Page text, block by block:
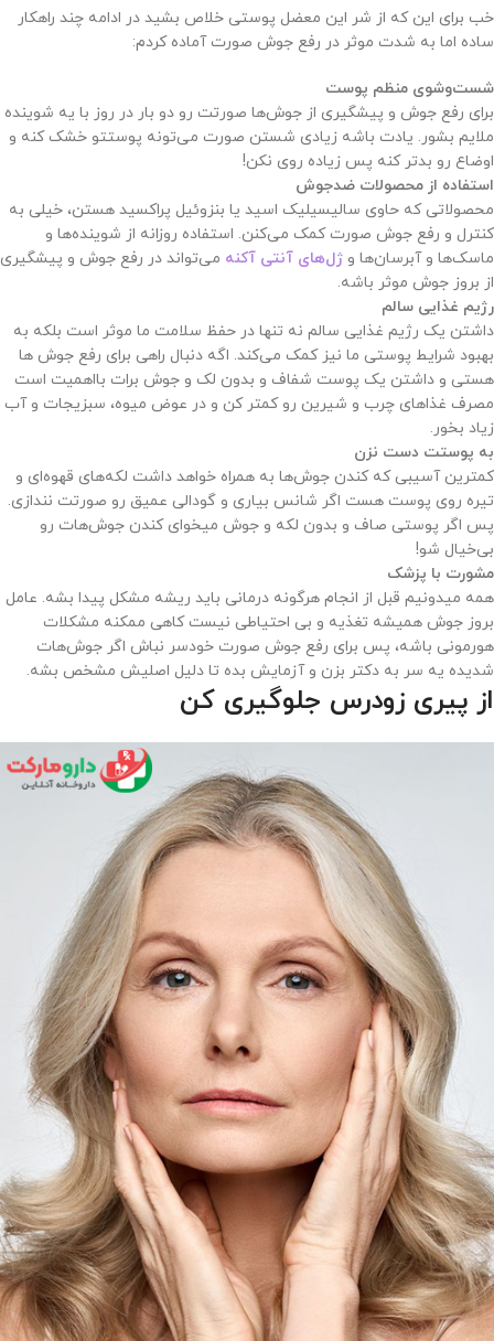
خب برای این که از شر این معضل پوستی خلاص بشید در ادامه چند راهکار
ساده اما به شدت موثر در رفع جوش صورت آماده کردم:
شست‌وشوی منظم پوست
برای رفع جوش و پیشگیری از جوش‌ها صورتت رو دو بار در روز با یه شوینده
ملایم بشور. یادت باشه زیادی شستن صورت می‌تونه پوستتو خشک کنه و
اوضاع رو بدتر کنه پس زیاده روی نکن!
استفاده از محصولات ضدجوش
محصولاتی که حاوی سالیسیلیک اسید یا بنزوئیل پراکسید هستن، خیلی به
کنترل و رفع جوش صورت کمک می‌کنن. استفاده روزانه از شوینده‌ها و
ماسک‌ها و آبرسان‌ها و ژل‌های آنتی آکنه می‌تواند در رفع جوش و پیشگیری
از بروز جوش موثر باشه.
رژیم غذایی سالم
داشتن یک رژیم غذایی سالم نه تنها در حفظ سلامت ما موثر است بلکه به
بهبود شرایط پوستی ما نیز کمک می‌کند. اگه دنبال راهی برای رفع جوش ها
هستی و داشتن یک پوست شفاف و بدون لک و جوش برات بااهمیت است
مصرف غذاهای چرب و شیرین رو کمتر کن و در عوض میوه، سبزیجات و آب
زیاد بخور.
به پوستت دست نزن
کمترین آسیبی که کندن جوش‌ها به همراه خواهد داشت لکه‌های قهوه‌ای و
تیره روی پوست هست اگر شانس بیاری و گودالی عمیق رو صورتت نندازی.
پس اگر پوستی صاف و بدون لکه و جوش میخوای کندن جوش‌هات رو
بی‌خیال شو!
مشورت با پزشک
همه میدونیم قبل از انجام هرگونه درمانی باید ریشه مشکل پیدا بشه. عامل
بروز جوش همیشه تغذیه و بی‌ احتیاطی نیست کاهی ممکنه مشکلات
هورمونی باشه، پس برای رفع جوش صورت خودسر نباش اگر جوش‌هات
شدیده یه سر به دکتر بزن و آزمایش بده تا دلیل اصلیش مشخص بشه.
از پیری زودرس جلوگیری کن